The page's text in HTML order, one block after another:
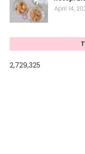
April 14,
2,729,325